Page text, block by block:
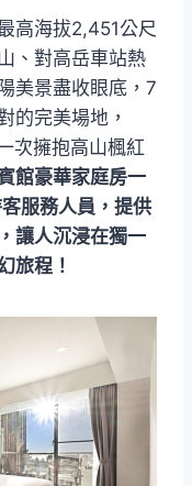
高海拔2,451公尺
、對高岳車站熱
美景盡收眼底，7
的完美場地，
次擁抱高山楓紅
館豪華家庭房一
服務人員，提供
讓人沉浸在獨一
旅程！